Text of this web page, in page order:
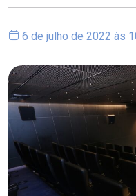
6 de julho de 2022 às